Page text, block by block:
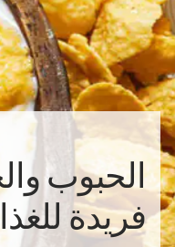
الحبوب
فريدة